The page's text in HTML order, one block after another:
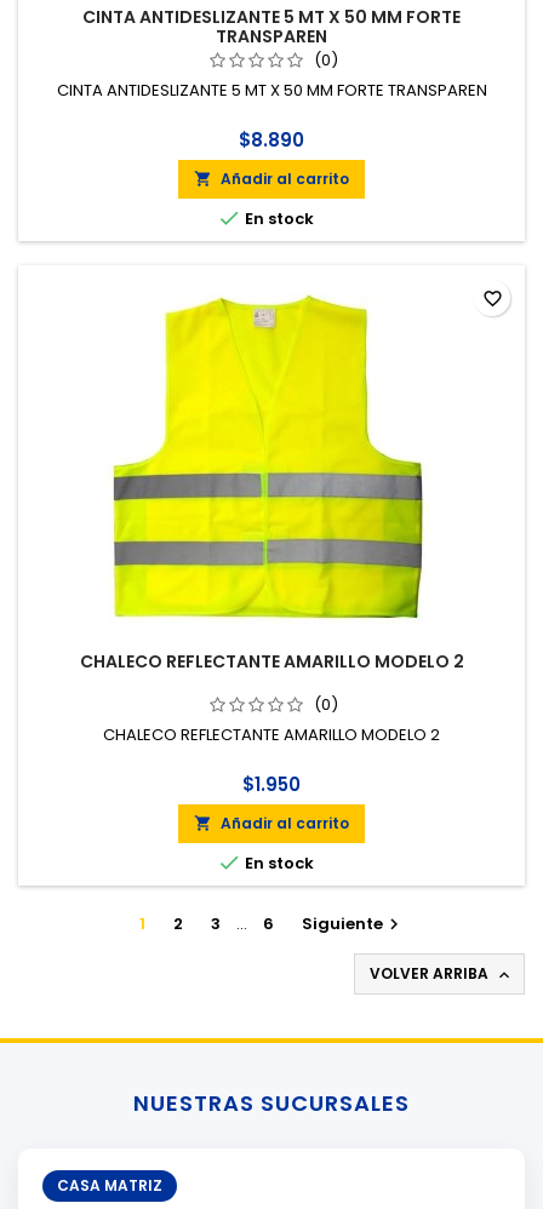
CINTA ANTIDESLIZANTE 5 MT X 50 MM FORTE
TRANSPAREN
(0)
CINTA ANTIDESLIZANTE 5 MT X 50 MM FORTE TRANSPAREN
$8.890
 Añadir al carrito
 En stock
CHALECO REFLECTANTE AMARILLO MODELO 2
(0)
CHALECO REFLECTANTE AMARILLO MODELO 2
$1.950
 Añadir al carrito
 En stock
favorite_border
1 2 3 … 6 Siguiente
VOLVER ARRIBA 
NUESTRAS SUCURSALES
CASA MATRIZ